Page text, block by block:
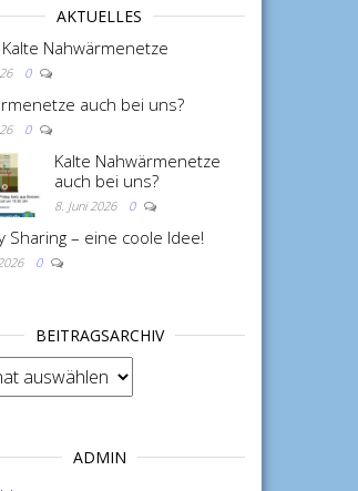
AKTUELLES
Nahwärmenetze
0
auch bei uns?
0
Kalte Nahwärmenetze
auch bei uns?
8. Juni 2026 0
Sharing – eine coole Idee!
0
BEITRAGSARCHIV
ADMIN